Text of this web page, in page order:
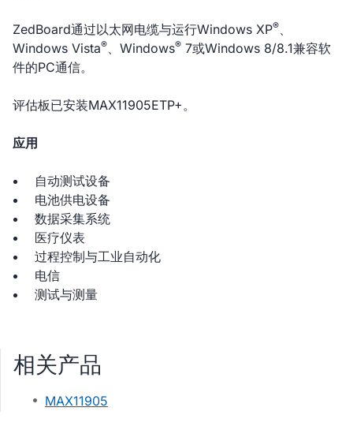
ZedBoard通过以太网电缆与运行Windows XP®
Windows Vista® 、Windows® 7或Windows 8/8.1兼容软
件的PC通信。
评估板已安装MAX11905ETP+。
应用
自动测试设备
电池供电设备
数据采集系统
医疗仪表
过程控制与工业自动化
电信
测试与测量
相关产品
MAX11905